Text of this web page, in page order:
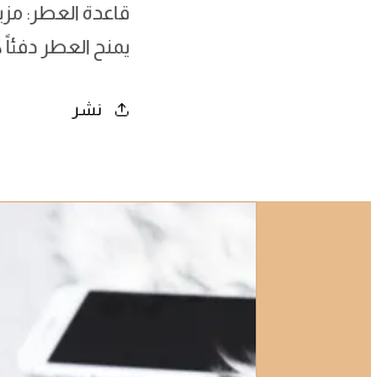
قاعدة العطر:
يمنح العطر دفئاً
نشر